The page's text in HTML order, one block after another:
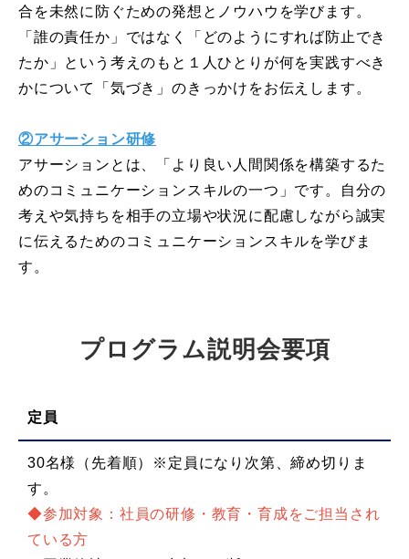
合を未然に防ぐための発想とノウハウを学びます。
「誰の責任か」ではなく「どのようにすれば防止でき
たか」という考えのもと１人ひとりが何を実践すべき
かについて「気づき」のきっかけをお伝えします。
②アサーション研修
アサーションとは、「より良い人間関係を構築するた
めのコミュニケーションスキルの一つ」です。自分の
考えや気持ちを相手の立場や状況に配慮しながら誠実
に伝えるためのコミュニケーションスキルを学びま
す。
プログラム説明会要項
定員
30名様（先着順）※定員になり次第、締め切りま
す。
◆参加対象：社員の研修・教育・育成をご担当され
ている方